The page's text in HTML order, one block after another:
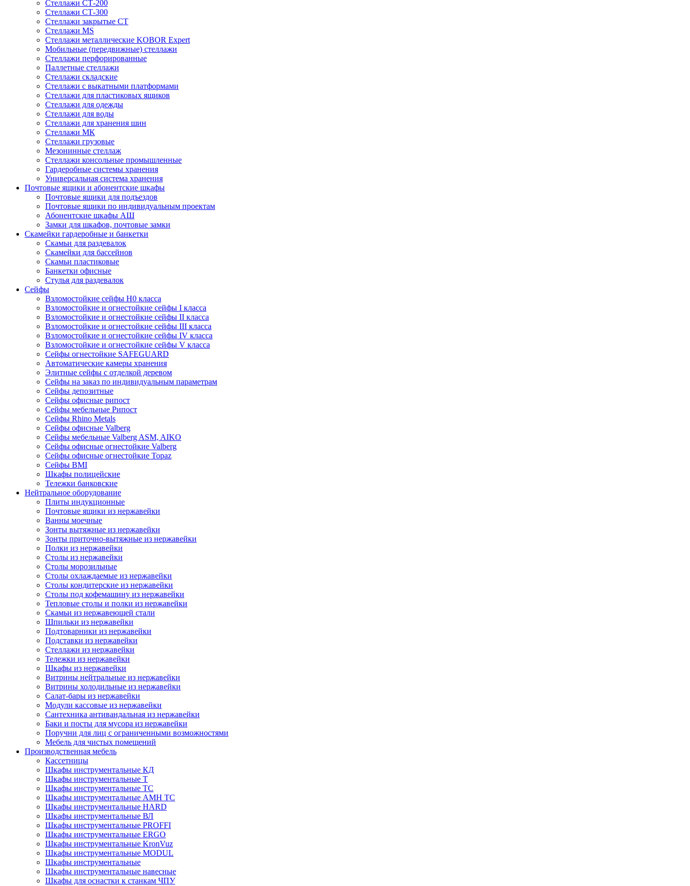
Стеллажи СТ-200
Стеллажи СТ-300
Стеллажи закрытые СТ
Стеллажи MS
Стеллажи металлические KOBOR Expert
Мобильные (передвижные) стеллажи
Стеллажи перфорированные
Паллетные стеллажи
Стеллажи складские
Стеллажи с выкатными платформами
Стеллажи для пластиковых ящиков
Стеллажи для одежды
Стеллажи для воды
Стеллажи для хранения шин
Стеллажи МК
Стеллажи грузовые
Мезонинные стеллаж
Стеллажи консольные промышленные
Гардеробные системы хранения
Универсальная система хранения
Почтовые ящики и абонентские шкафы
Почтовые ящики для подъездов
Почтовые ящики по индивидуальным проектам
Абонентские шкафы АШ
Замки для шкафов, почтовые замки
Скамейки гардеробные и банкетки
Скамьи для раздевалок
Скамейки для бассейнов
Скамьи пластиковые
Банкетки офисные
Стулья для раздевалок
Сейфы
Взломостойкие сейфы H0 класса
Взломостойкие и огнестойкие сейфы I класса
Взломостойкие и огнестойкие сейфы II класса
Взломостойкие и огнестойкие сейфы III класса
Взломостойкие и огнестойкие сейфы IV класса
Взломостойкие и огнестойкие сейфы V класса
Сейфы огнестойкие SAFEGUARD
Автоматические камеры хранения
Элитные сейфы с отделкой деревом
Сейфы на заказ по индивидуальным параметрам
Сейфы депозитные
Сейфы офисные рипост
Сейфы мебельные Рипост
Сейфы Rhino Metals
Сейфы офисные Valberg
Сейфы мебельные Valberg ASM, AIKO
Сейфы офисные огнестойкие Valberg
Сейфы офисные огнестойкие Topaz
Сейфы ВМI
Шкафы полицейские
Тележки банковские
Нейтральное оборудование
Плиты индукционные
Почтовые ящики из нержавейки
Ванны моечные
Зонты вытяжные из нержавейки
Зонты приточно-вытяжные из нержавейки
Полки из нержавейки
Столы из нержавейки
Столы морозильные
Столы охлаждаемые из нержавейки
Столы кондитерские из нержавейки
Столы под кофемашину из нержавейки
Тепловые столы и полки из нержавейки
Скамьи из нержавеющей стали
Шпильки из нержавейки
Подтоварники из нержавейки
Подставки из нержавейки
Стеллажи из нержавейки
Тележки из нержавейки
Шкафы из нержавейки
Витрины нейтральные из нержавейки
Витрины холодильные из нержавейки
Салат-бары из нержавейки
Модули кассовые из нержавейки
Сантехника антивандальная из нержавейки
Баки и посты для мусора из нержавейки
Поручни для лиц с ограниченными возможностями
Мебель для чистых помещений
Производственная мебель
Кассетницы
Шкафы инструментальные КД
Шкафы инструментальные Т
Шкафы инструментальные ТС
Шкафы инструментальные AMH TC
Шкафы инструментальные HARD
Шкафы инструментальные ВЛ
Шкафы инструментальные PROFFI
Шкафы инструментальные ERGO
Шкафы инструментальные KronVuz
Шкафы инструментальные MODUL
Шкафы инструментальные
Шкафы инструментальные навесные
Шкафы для оснастки к станкам ЧПУ